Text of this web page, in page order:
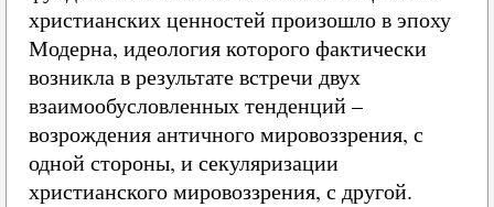
христианских ценностей произошло в эпоху
Модерна, идеология которого фактически
возникла в результате встречи двух
взаимообусловленных тенденций –
возрождения античного мировоззрения, с
одной стороны, и секуляризации
христианского мировоззрения, с другой.